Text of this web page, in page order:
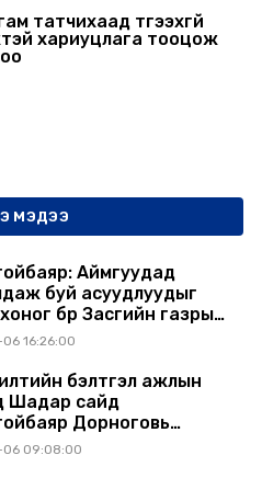
татчихаад түгээхгүй
хариуцлага тооцож
МЭДЭЭ
Аймгуудад
буй асуудлуудыг
бүр Засгийн газрын
танилцуулж,
16:26:00
бэлтгэл ажлын
Шадар сайд
Дорноговь
ажиллав
09:08:00